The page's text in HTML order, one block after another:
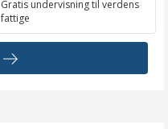
Gratis undervisning til verdens
fattige